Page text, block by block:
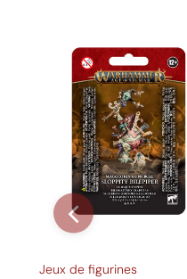
Jeux de figurines